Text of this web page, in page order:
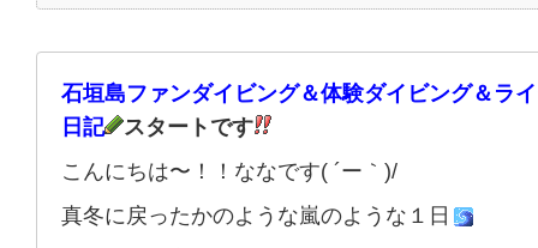
石垣島ファンダイビング＆体験ダイビング＆ラ
日記
スタートです
こんにちは〜！！ななです( ´ー｀)/
真冬に戻ったかのような嵐のような１日